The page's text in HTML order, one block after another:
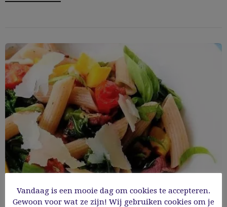
Vandaag is een mooie dag om cookies te accepteren.
Gewoon voor wat ze zijn! Wij gebruiken cookies om je